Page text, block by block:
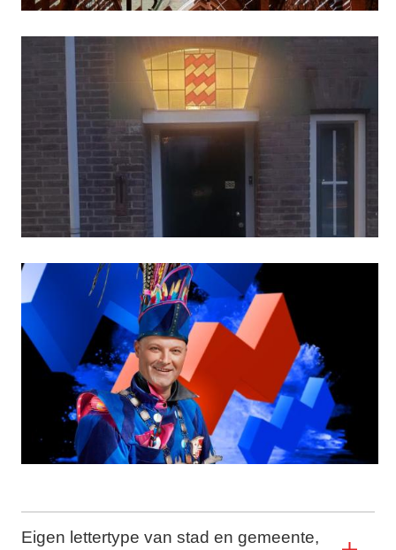
Eigen lettertype van stad en gemeente,